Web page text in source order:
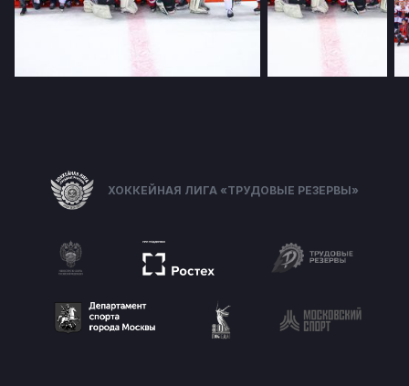
ХОККЕЙНАЯ ЛИГА «ТРУДОВЫЕ РЕЗЕРВЫ»